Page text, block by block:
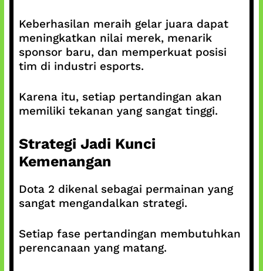
Keberhasilan meraih gelar juara dapat
meningkatkan nilai merek, menarik
sponsor baru, dan memperkuat posisi
tim di industri esports.
Karena itu, setiap pertandingan akan
memiliki tekanan yang sangat tinggi.
Strategi Jadi Kunci
Kemenangan
Dota 2 dikenal sebagai permainan yang
sangat mengandalkan strategi.
Setiap fase pertandingan membutuhkan
perencanaan yang matang.